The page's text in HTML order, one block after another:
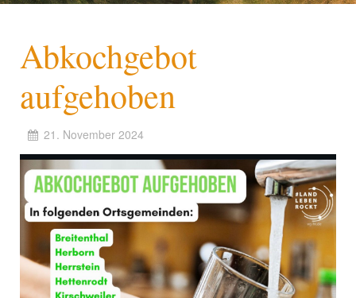
Abkochgebot
aufgehoben
21. November 2024